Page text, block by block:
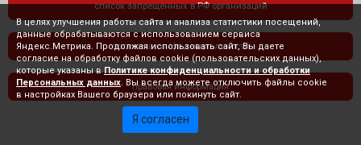
список запрещенных в РФ организаций
политика конфиденциальности
правовая информация
В целях улучшения работы сайта и анализа статистики посещений,
данные обрабатываются с использованием сервиса
Яндекс.Метрика. Продолжая использовать сайт, Вы даете
согласие на обработку файлов cookie (пользовательских данных),
которые указаны в Политике конфиденциальности и обработки
Персональных данных . Вы всегда можете отключить файлы cookie
в настройках Вашего браузера или покинуть сайт.
Я согласен